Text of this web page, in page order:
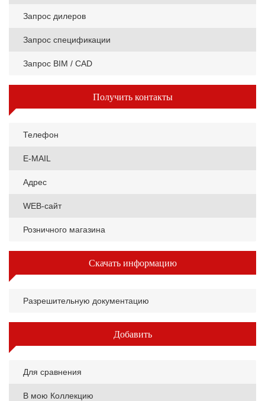
Запрос дилеров
Запрос спецификации
Запрос BIM / CAD
Получить контакты
Телефон
E-MAIL
Адрес
WEB-сайт
Розничного магазина
Скачать информацию
Разрешительную документацию
Добавить
Для сравнения
В мою Коллекцию